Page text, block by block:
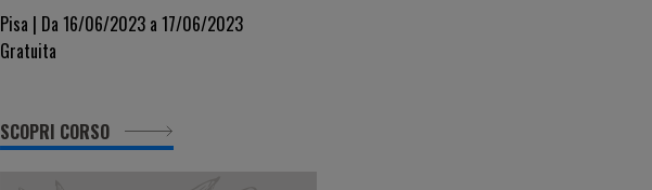
Pisa | Da 16/06/2023 a 17/06/2023
Gratuita
SCOPRI CORSO